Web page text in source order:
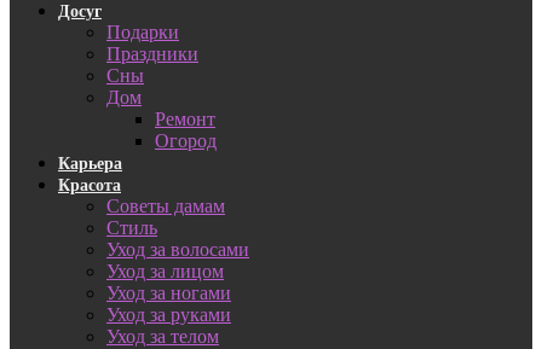
Досуг
Подарки
Праздники
Сны
Дом
Ремонт
Огород
Карьера
Красота
Советы дамам
Стиль
Уход за волосами
Уход за лицом
Уход за ногами
Уход за руками
Уход за телом